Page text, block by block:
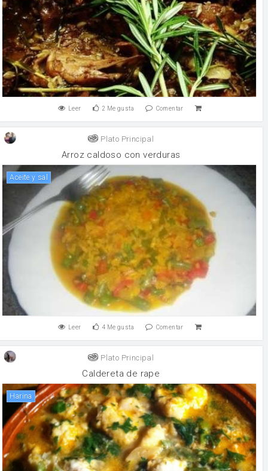
Leer 2 Me gusta Comentar
Plato Principal
Arroz caldoso con verduras
aceite y sal
Leer 4 Me gusta Comentar
Plato Principal
Caldereta de rape
harina